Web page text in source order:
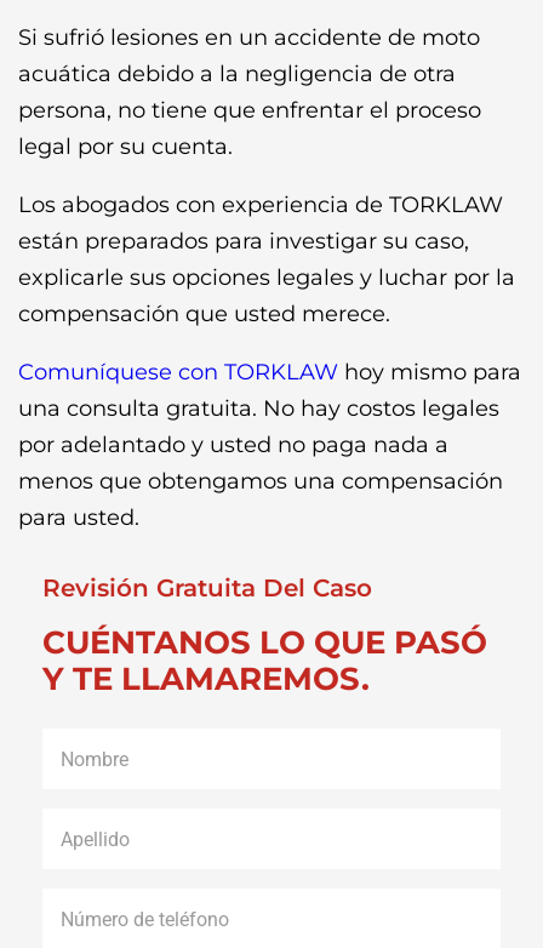
Si sufrió lesiones en un accidente de moto
acuática debido a la negligencia de otra
persona, no tiene que enfrentar el proceso
legal por su cuenta.
Los abogados con experiencia de TORKLAW
están preparados para investigar su caso,
explicarle sus opciones legales y luchar por la
compensación que usted merece.
Comuníquese con TORKLAW hoy mismo para
una consulta gratuita. No hay costos legales
por adelantado y usted no paga nada a
menos que obtengamos una compensación
para usted.
Revisión Gratuita Del Caso
CUÉNTANOS LO QUE PASÓ
Y TE LLAMAREMOS.
de